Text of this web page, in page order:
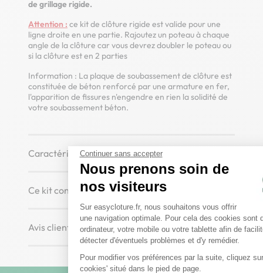
Continuer sans accepter
Nous prenons soin de
nos visiteurs
Plateforme de Gestion du
Sur easycloture.fr, nous souhaitons vous offrir
une navigation optimale. Pour cela des cookies sont
ordinateur, votre mobile ou votre tablette afin de
détecter d'éventuels problèmes et d'y remédier.
Pour modifier vos préférences par la suite, cliquez
cookies' situé dans le pied de page.
Axeptio consent
de grillage rigide.
Attention : ce kit de clôture rigide est valide pour une
ligne droite en une partie. Rajoutez un poteau à chaque
angle de la clôture car vous devrez doubler le poteau ou
si la clôture est en 2 parties
Information : La plaque de soubassement de clôture est
constituée de béton renforcé par une armature en fer,
l'apparition de fissures n'engendre en rien la solidité de
votre soubassement béton.
Caractéristiques techniques
Ce kit contient
Avis clients